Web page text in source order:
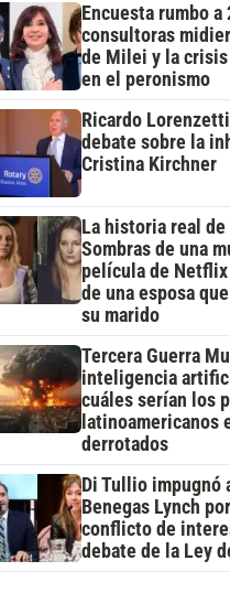
Encuesta rumbo a
consultoras
de Milei y la
en el peronismo
Ricardo
debate sobre la
Cristina Kirchner
La historia real de
Sombras de una
película de
de una esposa
su marido
Tercera Guerra
inteligencia
cuáles serían los
latinoamericanos
derrotados
Di Tullio impugnó
Benegas Lynch
conflicto de
debate de la Ley